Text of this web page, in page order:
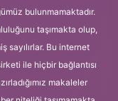
bulunmamaktadır.
taşımakta olup,
sayılırlar. Bu internet
ile hiçbir bağlantısı
makaleler